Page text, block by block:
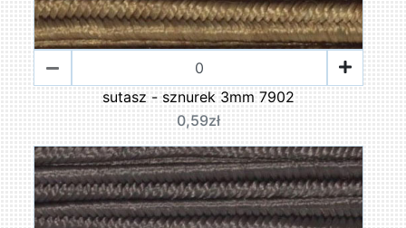
sutasz - sznurek 3mm 7902
0,59zł